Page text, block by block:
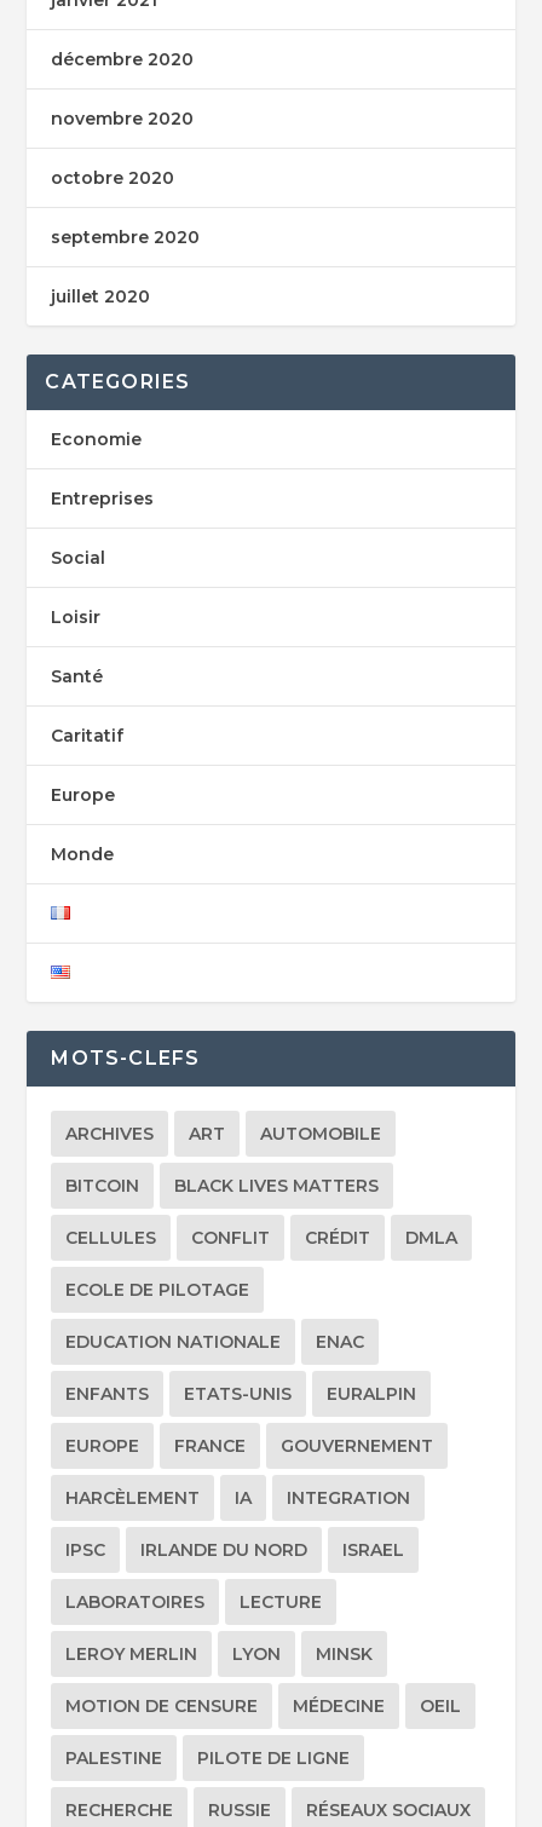
décembre 2020
novembre 2020
octobre 2020
septembre 2020
juillet 2020
CATEGORIES
Economie
Entreprises
Social
Loisir
Santé
Caritatif
Europe
Monde
MOTS-CLEFS
ARCHIVES ART AUTOMOBILE
BITCOIN BLACK LIVES MATTERS
CELLULES CONFLIT CRÉDIT DMLA
ECOLE DE PILOTAGE
EDUCATION NATIONALE ENAC
ENFANTS ETATS-UNIS EURALPIN
EUROPE FRANCE GOUVERNEMENT
HARCÈLEMENT IA INTEGRATION
IPSC IRLANDE DU NORD ISRAEL
LABORATOIRES LECTURE
LEROY MERLIN LYON MINSK
MOTION DE CENSURE MÉDECINE OEIL
PALESTINE PILOTE DE LIGNE
RECHERCHE RUSSIE RÉSEAUX SOCIAUX